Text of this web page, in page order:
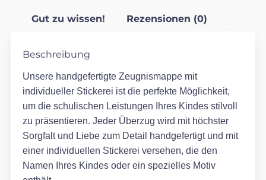
Gut zu wissen! Rezensionen (0)
Beschreibung
Unsere handgefertigte Zeugnismappe mit
individueller Stickerei ist die perfekte Möglichkeit,
um die schulischen Leistungen Ihres Kindes stilvoll
zu präsentieren. Jeder Überzug wird mit höchster
Sorgfalt und Liebe zum Detail handgefertigt und mit
einer individuellen Stickerei versehen, die den
Namen Ihres Kindes oder ein spezielles Motiv